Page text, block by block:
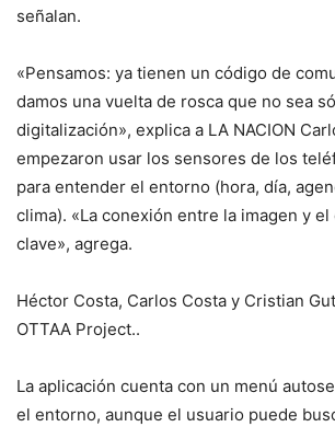
señalan.
«Pensamos: ya tienen un código de
damos una vuelta de rosca que no sea
digitalización», explica a LA NACION
empezaron usar los sensores de los
para entender el entorno (hora, día,
clima). «La conexión entre la imagen y
clave», agrega.
Héctor Costa, Carlos Costa y Cristian
OTTAA Project..
La aplicación cuenta con un menú
el entorno, aunque el usuario puede